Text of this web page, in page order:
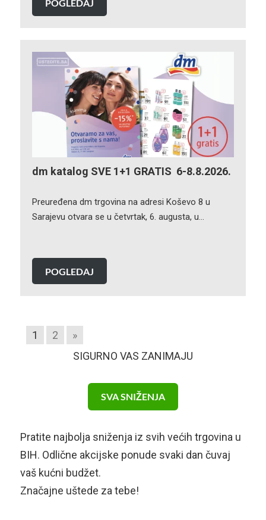
POGLEDAJ
dm katalog SVE 1+1 GRATIS 6-8.8.2026.
Preuređena dm trgovina na adresi Koševo 8 u
Sarajevu otvara se u četvrtak, 6. augusta, u…
POGLEDAJ
1 2
»
SIGURNO VAS ZANIMAJU
SVA SNIŽENJA
Pratite najbolja sniženja iz svih većih trgovina u
BIH. Odlične akcijske ponude svaki dan čuvaj
vaš kućni budžet.
Značajne uštede za tebe!